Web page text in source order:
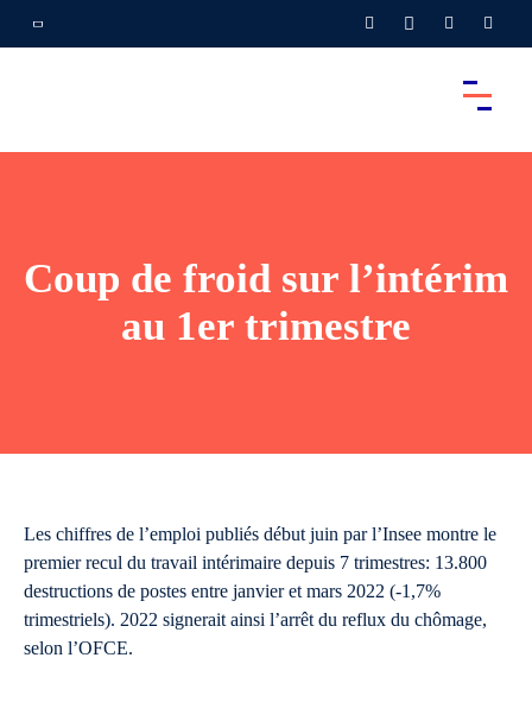
Coup de froid sur l’intérim
au 1er trimestre
Les chiffres de l’emploi publiés début juin par l’Insee montre le
premier recul du travail intérimaire depuis 7 trimestres: 13.800
destructions de postes entre janvier et mars 2022 (-1,7%
trimestriels). 2022 signerait ainsi l’arrêt du reflux du chômage,
selon l’OFCE.